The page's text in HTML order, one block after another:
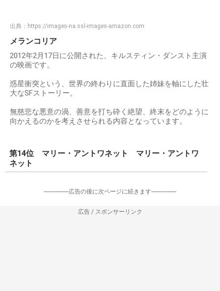
出典： https://images-na.ssl-images-amazon.com
メランコリア
2012年2月17日に公開された、キルスティン・ダンスト主演
の映画です。
惑星衝突という、世界の終わりに直面した姉妹を軸にした壮
大なSFストーリー。
無慈悲な悪意の渦、善意を打ち砕く絶望、終末をどのように
向かえるのかを考えさせられる内容となっています。
第14位 マリー・アントワネット マリー・アントワ
ネット
-----------------広告の後に次ページに続きます-----------------
広告 / スポンサーリンク